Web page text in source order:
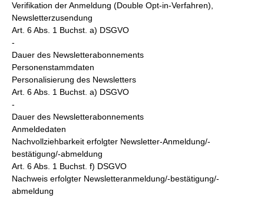
Verifikation der Anmeldung (Double Opt-in-Verfahren),
Newsletterzusendung
Art. 6 Abs. 1 Buchst. a) DSGVO
-
Dauer des Newsletterabonnements
Personenstammdaten
Personalisierung des Newsletters
Art. 6 Abs. 1 Buchst. a) DSGVO
-
Dauer des Newsletterabonnements
Anmeldedaten
Nachvollziehbarkeit erfolgter Newsletter-Anmeldung/-
bestätigung/-abmeldung
Art. 6 Abs. 1 Buchst. f) DSGVO
Nachweis erfolgter Newsletteranmeldung/-bestätigung/-
abmeldung